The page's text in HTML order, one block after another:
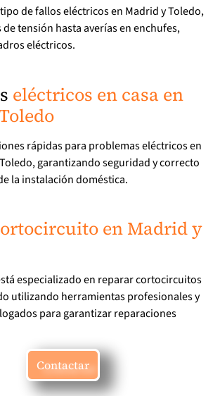
de fallos eléctricos en Madrid y Toledo,
tensión hasta averías en enchufes,
eléctricos.
eléctricos en casa en
rápidas para problemas eléctricos en
garantizando seguridad y correcto
la instalación doméstica.
en Madrid y
especializado en reparar cortocircuitos
utilizando herramientas profesionales y
para garantizar reparaciones
Contactar